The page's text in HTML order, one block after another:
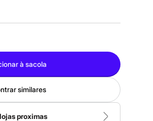
à sacola
similares
proximas